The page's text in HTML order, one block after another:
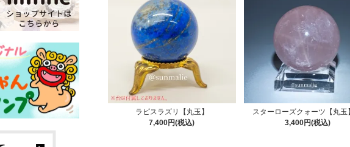
ラピスラズリ【丸玉】
7,400円(税込)
スターローズクォーツ【丸玉
3,400円(税込)